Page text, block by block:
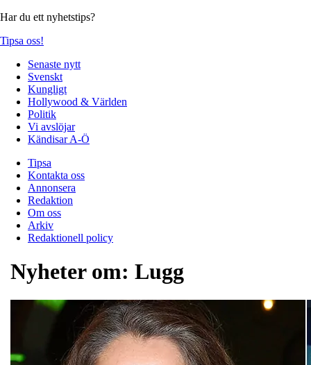
Har du ett nyhetstips?
Tipsa oss!
Senaste nytt
Svenskt
Kungligt
Hollywood & Världen
Politik
Vi avslöjar
Kändisar A-Ö
Tipsa
Kontakta oss
Annonsera
Redaktion
Om oss
Arkiv
Redaktionell policy
Nyheter om: Lugg